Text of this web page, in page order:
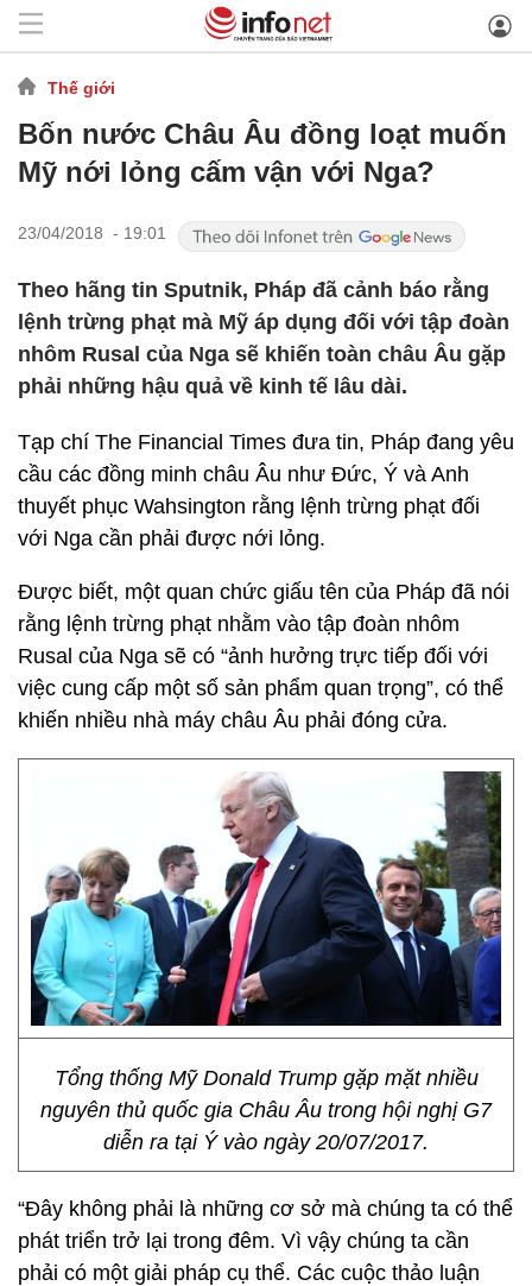
Thế giới
Bốn nước Châu Âu đồng loạt muốn
Mỹ nới lỏng cấm vận với Nga?
23/04/2018 - 19:01
Theo hãng tin Sputnik, Pháp đã cảnh báo rằng
lệnh trừng phạt mà Mỹ áp dụng đối với tập đoàn
nhôm Rusal của Nga sẽ khiến toàn châu Âu gặp
phải những hậu quả về kinh tế lâu dài.
Tạp chí The Financial Times đưa tin, Pháp đang yêu
cầu các đồng minh châu Âu như Đức, Ý và Anh
thuyết phục Wahsington rằng lệnh trừng phạt đối
với Nga cần phải được nới lỏng.
Được biết, một quan chức giấu tên của Pháp đã nói
rằng lệnh trừng phạt nhằm vào tập đoàn nhôm
Rusal của Nga sẽ có “ảnh hưởng trực tiếp đối với
việc cung cấp một số sản phẩm quan trọng”, có thể
khiến nhiều nhà máy châu Âu phải đóng cửa.
Tổng thống Mỹ Donald Trump gặp mặt nhiều
nguyên thủ quốc gia Châu Âu trong hội nghị G7
diễn ra tại Ý vào ngày 20/07/2017.
“Đây không phải là những cơ sở mà chúng ta có thể
phát triển trở lại trong đêm. Vì vậy chúng ta cần
phải có một giải pháp cụ thể. Các cuộc thảo luận